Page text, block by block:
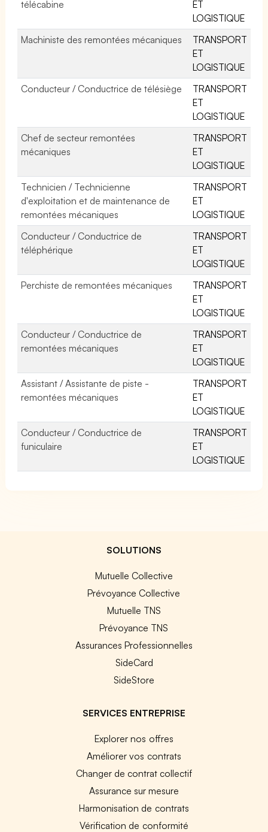
télécabine
ET
LOGISTIQUE
Machiniste des remontées mécaniques
TRANSPORT
ET
LOGISTIQUE
Conducteur / Conductrice de télésiège
TRANSPORT
ET
LOGISTIQUE
Chef de secteur remontées
mécaniques
TRANSPORT
ET
LOGISTIQUE
Technicien / Technicienne
d'exploitation et de maintenance de
remontées mécaniques
TRANSPORT
ET
LOGISTIQUE
Conducteur / Conductrice de
téléphérique
TRANSPORT
ET
LOGISTIQUE
Perchiste de remontées mécaniques
TRANSPORT
ET
LOGISTIQUE
Conducteur / Conductrice de
remontées mécaniques
TRANSPORT
ET
LOGISTIQUE
Assistant / Assistante de piste -
remontées mécaniques
TRANSPORT
ET
LOGISTIQUE
Conducteur / Conductrice de
funiculaire
TRANSPORT
ET
LOGISTIQUE
SOLUTIONS
Mutuelle Collective
Prévoyance Collective
Mutuelle TNS
Prévoyance TNS
Assurances Professionnelles
SideCard
SideStore
SERVICES ENTREPRISE
Explorer nos offres
Améliorer vos contrats
Changer de contrat collectif
Assurance sur mesure
Harmonisation de contrats
Vérification de conformité